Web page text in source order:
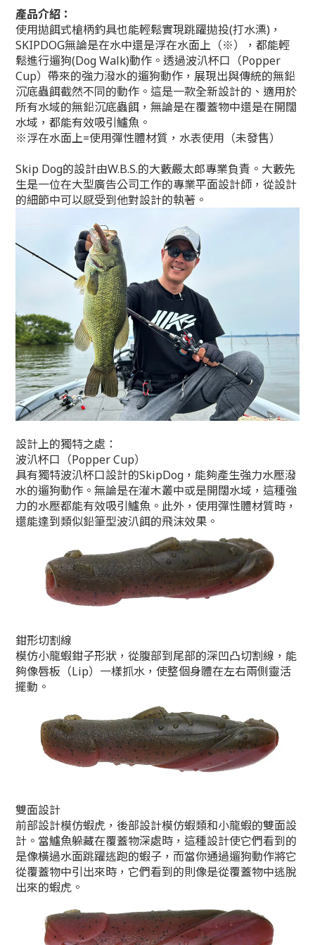
產品介紹：
使用拋餌式槍柄釣具也能輕鬆實現跳躍拋投(打水漂)，
SKIPDOG無論是在水中還是浮在水面上（※），都能輕
鬆進行遛狗(Dog Walk)動作。透過波汃杯口（Popper
Cup）帶來的強力潑水的遛狗動作，展現出與傳統的無鉛
沉底蟲餌截然不同的動作。這是一款全新設計的、適用於
所有水域的無鉛沉底蟲餌，無論是在覆蓋物中還是在開闊
水域，都能有效吸引鱸魚。
※浮在水面上=使用彈性體材質 ， 水表使用（未發售）
Skip Dog的設計由W.B.S.的大藪嚴太郎專業負責。大藪先
生是一位在大型廣告公司工作的專業平面設計師，從設計
的細節中可以感受到他對設計的執著。
設計上的獨特之處：
波汃杯口（Popper Cup）
具有獨特波汃杯口設計的SkipDog，能夠產生強力水壓潑
水的遛狗動作 。無論是在灌木叢中或是開闊水域，這種強
力的水壓都能有效吸引鱸魚。此外，使用彈性體材質時，
還能達到類似鉛筆型波汃餌的飛沫效果。
鉗形切割線
模仿小龍蝦鉗子形狀，從腹部到尾部的深凹凸切割線，能
夠像唇板（Lip）一樣抓水，使整個身體在左右兩側靈活
擺動。
雙面設計
前部設計模仿蝦虎，後部設計模仿蝦類和小龍蝦的雙面設
計。當鱸魚躲藏在覆蓋物深處時，這種設計使它們看到的
是像橫過水面跳躍逃跑的蝦子，而當你通過遛狗動作將它
從覆蓋物中引出來時，它們看到的則像是從覆蓋物中逃脫
出來的蝦虎。